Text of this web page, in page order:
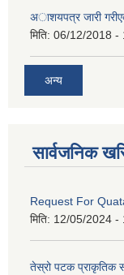
अाशयपत्र जारी
मिति: 06/12/2018 -
अन्य
सार्वजनिक
Request For
मिति: 12/05/2024 -
तेस्रो पटक प्राकृतिक